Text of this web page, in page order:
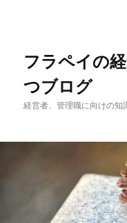
移
動
フラペイの
つブログ
経営者、管理職に向けの